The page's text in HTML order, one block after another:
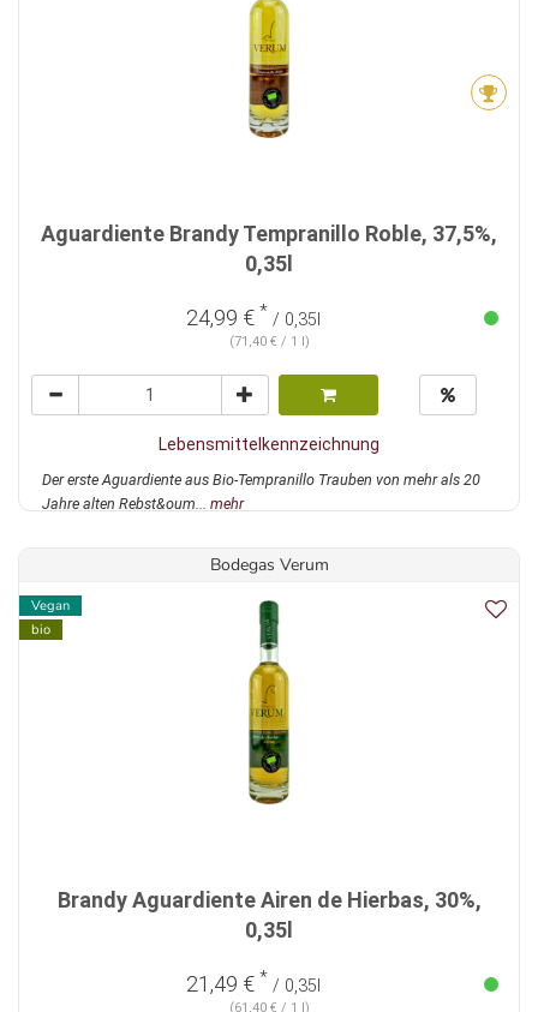
Aguardiente Brandy Tempranillo Roble, 37,5%,
0,35l
24,99 € * / 0,35l
(71,40 € / 1 l)
Lebensmittelkennzeichnung
Der erste Aguardiente aus Bio-Tempranillo Trauben von mehr als 20
Jahre alten Rebst&oum... mehr
Bodegas Verum
Vegan
bio
Brandy Aguardiente Airen de Hierbas, 30%,
0,35l
21,49 € * / 0,35l
(61,40 € / 1 l)